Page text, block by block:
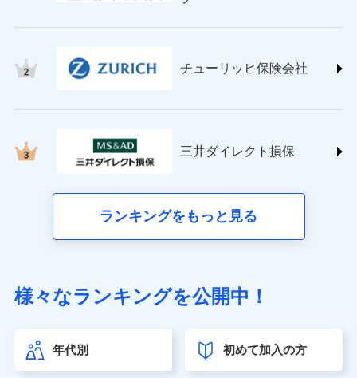
(https://www.nisshinfire.co.jp/)
(https://www.petfamilyins.co.jp/)
ins.com/)
三井ダイレクト損害保険株式会社
（https://www.sonylife.co.jp）
第一ネオ生命保険株式会社（https://neofirst.co.jp/）
大樹生命保険株式会社（https://www.taiju-life.co.jp）
チューリッヒ保険会社
三井ダイレクト損保
ランキングをもっと見る
様々なランキングを公開中！
年代別 初めて加入の方